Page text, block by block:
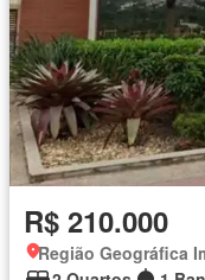
R$ 210.000
Região Geográfica